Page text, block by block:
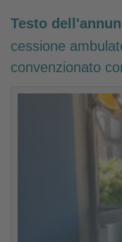
Testo
cessione
convenzionato